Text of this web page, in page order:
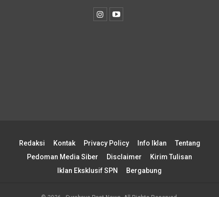
Redaksi Kontak Privacy Policy Info Iklan
Tentang
Pedoman Media Siber
Disclaimer
Kirim Tulisan
Iklan Eksklusif SPN
Bergabung